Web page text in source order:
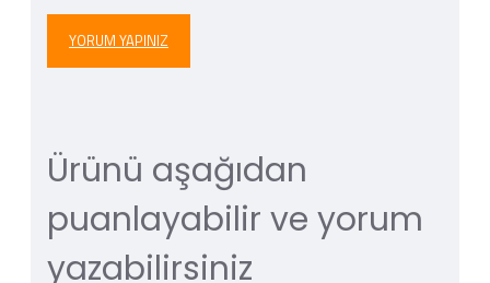
YORUM YAPINIZ
Ürünü aşağıdan
puanlayabilir ve yorum
yazabilirsiniz